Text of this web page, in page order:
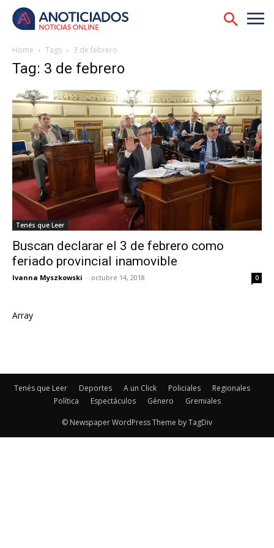
Home Tags 3 de febrero
Tag: 3 de febrero
Tenés que Leer
Buscan declarar el 3 de febrero como
feriado provincial inamovible
Ivanna Myszkowski - octubre 14, 2018 0
Array
Tenés que Leer Deportes A un Click Policiales
Regionales
Política
Espectáculos Género Gremiales
© Newspaper WordPress Theme by TagDiv